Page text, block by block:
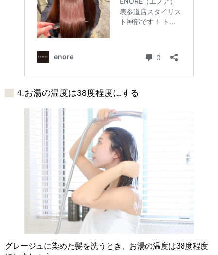
4.お湯の温度は38度程度にする
グレージュに染めた髪を洗うとき、お湯の温度は38度程度